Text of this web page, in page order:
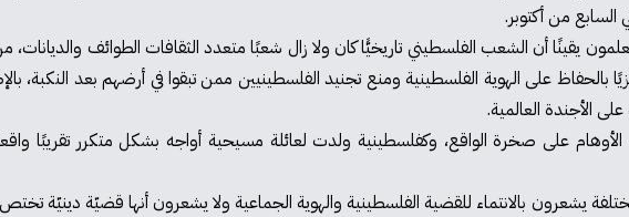
السابع من أكتوبر.
يقينًا أن الشعب الفلسطيني تاريخيًّا كان ولا زال شعبًا متعدد الثقافات الطوائف
بالحفاظ على الهوية الفلسطينية ومنع تجنيد الفلسطينيين ممن تبقوا في أرضهم بعد النكبة،
الأجندة العالمية.
على صخرة الواقع، وكفلسطينية ولدت لعائلة مسيحية أواجه بشكل متكرر تقريبًا
يشعرون بالانتماء للقضية الفلسطينية والهوية الجماعية ولا يشعرون أنها قضيّة دينيّة